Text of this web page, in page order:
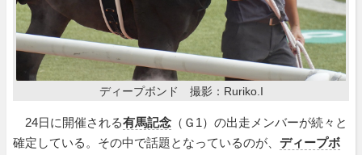
ディープボンド 撮影：Ruriko.I
24日に開催される有馬記念 （Ｇ1）の出走メンバーが続々と
確定している。その中で話題となっているのが、 ディープボ